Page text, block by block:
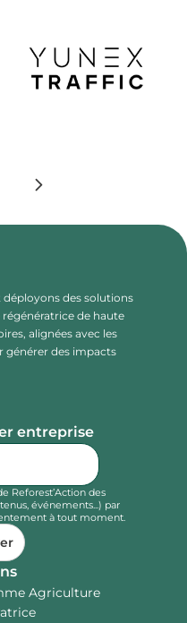
déployons des solutions
de haute
alignées avec les
générer des impacts
entreprise
Reforest’Action des
événements...) par
à tout moment.
Agriculture